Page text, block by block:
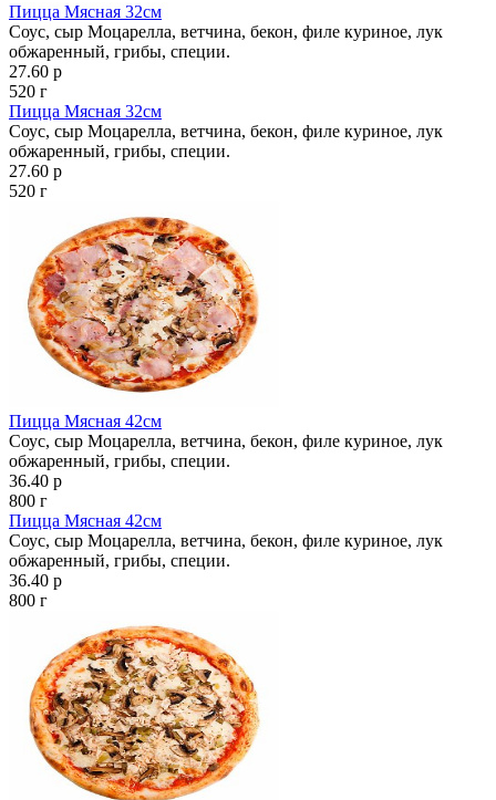
Пицца Мясная 32см
Соус, сыр Моцарелла, ветчина, бекон, филе куриное, лук
обжаренный, грибы, специи.
27.60 р
520 г
Пицца Мясная 32см
Соус, сыр Моцарелла, ветчина, бекон, филе куриное, лук
обжаренный, грибы, специи.
27.60 р
520 г
Пицца Мясная 42см
Соус, сыр Моцарелла, ветчина, бекон, филе куриное, лук
обжаренный, грибы, специи.
36.40 р
800 г
Пицца Мясная 42см
Соус, сыр Моцарелла, ветчина, бекон, филе куриное, лук
обжаренный, грибы, специи.
36.40 р
800 г